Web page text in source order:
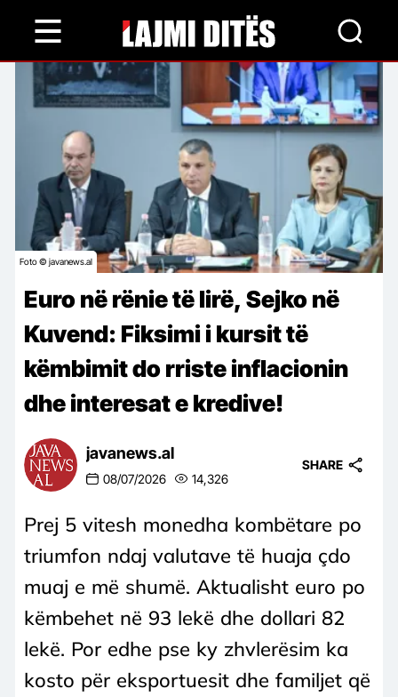
content
Foto © javanews.al
Euro në rënie të lirë, Sejko në
Kuvend: Fiksimi i kursit të
këmbimit do rriste inflacionin
dhe interesat e kredive!
javanews.al
08/07/2026 14,326
SHARE
Prej 5 vitesh monedha kombëtare po
triumfon ndaj valutave të huaja çdo
muaj e më shumë. Aktualisht euro po
këmbehet në 93 lekë dhe dollari 82
lekë. Por edhe pse ky zhvlerësim ka
kosto për eksportuesit dhe familjet që